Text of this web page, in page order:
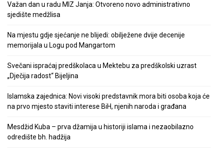
Važan dan u radu MIZ Janja: Otvoreno novo administrativno
sjedište medžlisa
Na mjestu gdje sjećanje ne blijedi: obilježene dvije decenije
memorijala u Logu pod Mangartom
Svečani ispraćaj predškolaca u Mektebu za predškolski uzrast
„Dječija radost“ Bijeljina
Islamska zajednica: Novi visoki predstavnik mora biti osoba koja će
na prvo mjesto staviti interese BiH, njenih naroda i građana
Mesdžid Kuba – prva džamija u historiji islama i nezaobilazno
odredište bh. hadžija